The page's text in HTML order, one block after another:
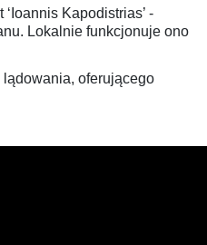
Kapodistrias’ -
Lokalnie funkcjonuje ono
oferującego